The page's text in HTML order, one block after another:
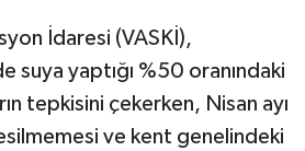
İdaresi (VASKİ),
suya yaptığı %50 oranındaki
tepkisini çekerken, Nisan ayı
ve kent genelindeki